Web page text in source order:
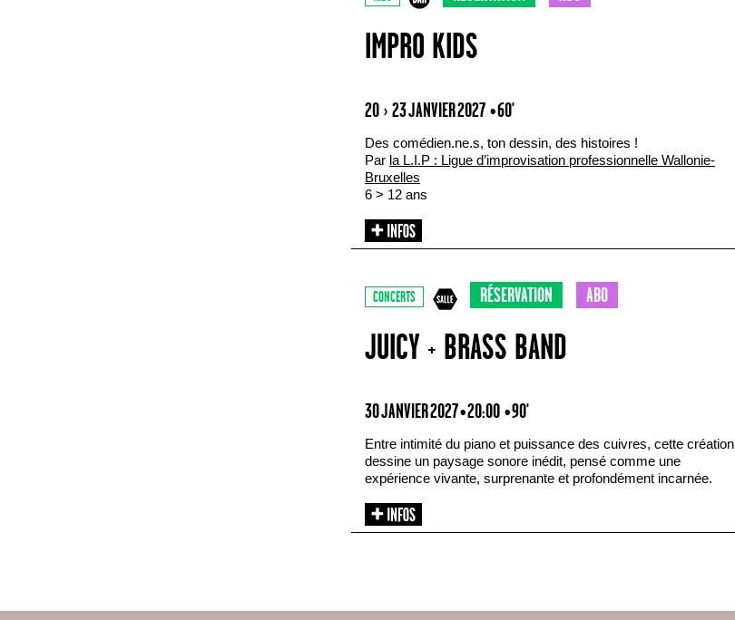
IMPRO KIDS
20 › 23 JANVIER 2027 • 60'
Des comédien.ne.s, ton dessin, des histoires !
Par la L.I.P : Ligue d’improvisation professionnelle Wallonie-
Bruxelles
6 > 12 ans
CONCERTS RÉSERVATION ABO
JUICY + BRASS BAND
30 JANVIER 2027 • 20:00 • 90'
Entre intimité du piano et puissance des cuivres, cette création
dessine un paysage sonore inédit, pensé comme une
expérience vivante, surprenante et profondément incarnée.